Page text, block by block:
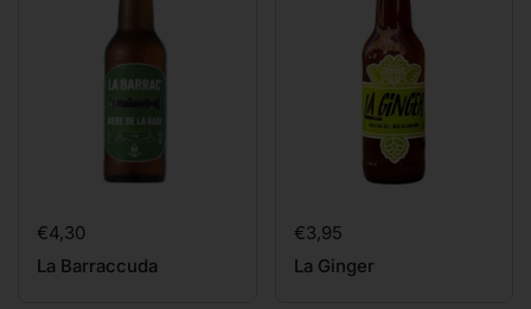
Prix:
€4,30
La Barraccuda
Prix:
€3,95
La Ginger